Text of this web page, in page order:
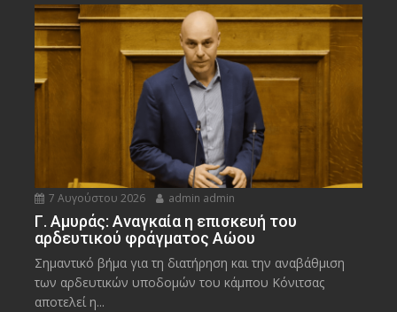
7 Αυγούστου 2026 admin admin
Γ. Αμυράς: Αναγκαία η επισκευή του
αρδευτικού φράγματος Αώου
Σημαντικό βήμα για τη διατήρηση και την αναβάθμιση
των αρδευτικών υποδομών του κάμπου Κόνιτσας
αποτελεί η...